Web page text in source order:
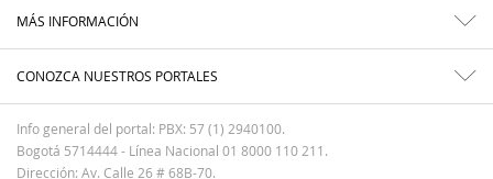
MÁS INFORMACIÓN
CONOZCA NUESTROS PORTALES
Info general del portal: PBX: 57 (1) 2940100.
Bogotá 5714444 - Línea Nacional 01 8000 110 211.
Dirección: Av. Calle 26 # 68B-70.